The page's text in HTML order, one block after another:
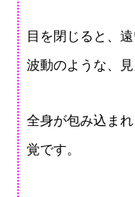
目を閉じると、
波動のような、
全身が包み込ま
覚です。